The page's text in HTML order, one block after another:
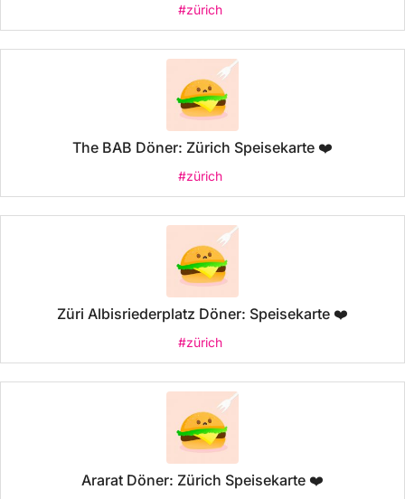
#zürich
The BAB Döner: Zürich Speisekarte ❤️
#zürich
Züri Albisriederplatz Döner: Speisekarte ❤️
#zürich
Ararat Döner: Zürich Speisekarte ❤️